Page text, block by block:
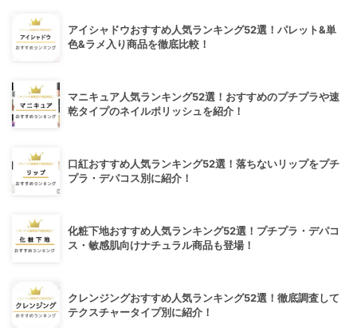
アイシャドウおすすめ人気ランキング52選！パレット&単
色&ラメ入り商品を徹底比較！
マニキュア人気ランキング52選！おすすめのプチプラや速
乾タイプのネイルポリッシュを紹介！
口紅おすすめ人気ランキング52選！落ちないリップをプチ
プラ・デパコス別に紹介！
化粧下地おすすめ人気ランキング52選！プチプラ・デパコ
ス・敏感肌向けナチュラル商品も登場！
クレンジングおすすめ人気ランキング52選！徹底調査して
テクスチャータイプ別に紹介！